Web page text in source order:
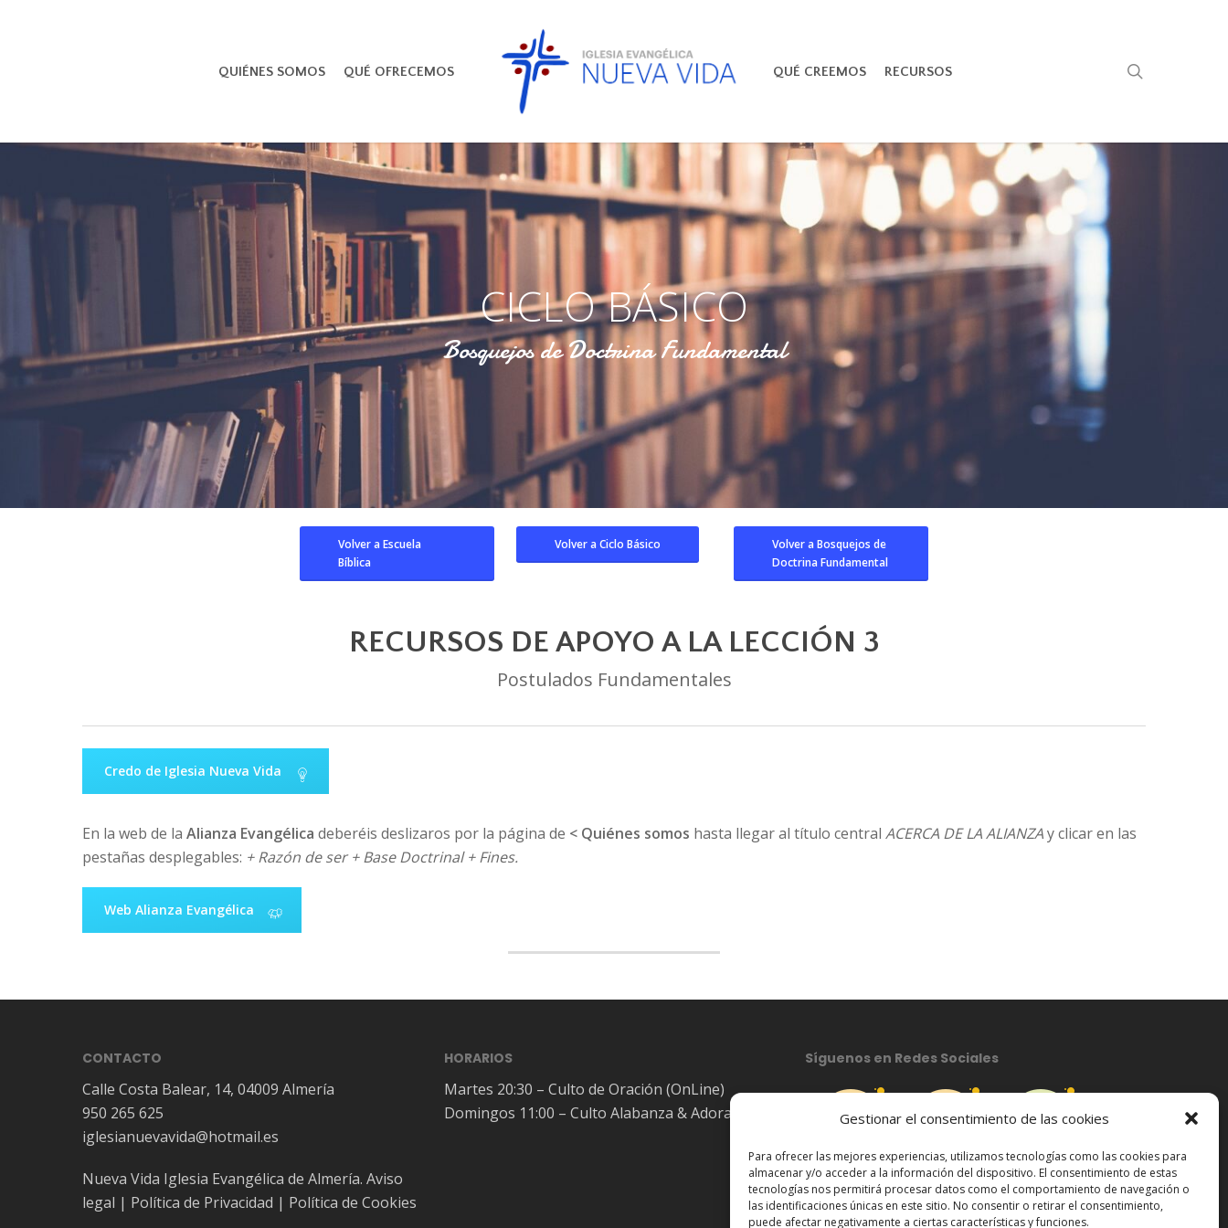
Gestionar el consentimiento de las cookies
Para ofrecer las mejores experiencias, utilizamos tecnologías como las cookies para
almacenar y/o acceder a la información del dispositivo. El consentimiento de estas
tecnologías nos permitirá procesar datos como el comportamiento de navegación o
las identificaciones únicas en este sitio. No consentir o retirar el consentimiento,
puede afectar negativamente a ciertas características y funciones.
QUIÉNES SOMOS QUÉ OFRECEMOS QUÉ CREEMOS RECURSOS
CICLO BÁSICO
Bosquejos de Doctrina Fundamental
Volver a Escuela
Bíblica
Volver a Ciclo Básico
Volver a Bosquejos de
Doctrina Fundamental
RECURSOS DE APOYO A LA LECCIÓN 3
Postulados Fundamentales
Credo de Iglesia Nueva Vida
En la web de laAlianza Evangélica deberéis deslizaros por la página de < Quiénes somos hasta llegar al título centralACERCA DE LA ALIANZAy clicar en las
pestañas desplegables: + Razón de ser + Base Doctrinal + Fines.
Web Alianza Evangélica
CONTACTO
Calle Costa Balear, 14, 04009 Almería
950 265 625
iglesianuevavida@hotmail.es
Nueva Vida Iglesia Evangélica de Almería. Aviso
legal | Política de Privacidad | Política de Cookies
HORARIOS
Martes 20:30 – Culto de Oración (OnLine)
Domingos 11:00 – Culto Alabanza & Adoración
Síguenos en Redes Sociales